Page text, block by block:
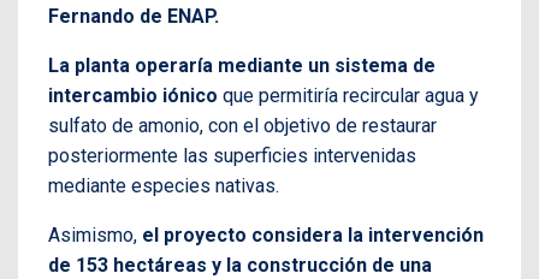
Fernando de ENAP.
La planta operaría mediante un sistema de
intercambio iónico que permitiría recircular agua y
sulfato de amonio, con el objetivo de restaurar
posteriormente las superficies intervenidas
mediante especies nativas.
Asimismo, el proyecto considera la intervención
de 153 hectáreas y la construcción de una